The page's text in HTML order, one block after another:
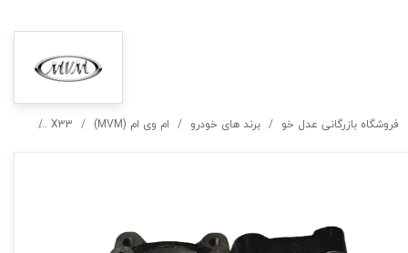
فروشگاه بازرگانی عدل خو برند های خودرو ام وی ام (MVM) X33